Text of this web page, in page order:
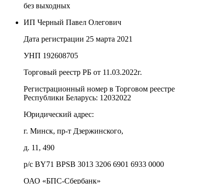
без выходных
ИП Черный Павел Олегович
Дата регистрации 25 марта 2021
УНП 192608705
Торговый реестр РБ от 11.03.2022г.
Регистрационный номер в Торговом реестре
Республики Беларусь: 12032022
Юридический адрес:
г. Минск, пр-т Дзержинского,
д. 11, 490
р/с BY71 BPSB 3013 3206 6901 6933 0000
ОАО «БПС-Сбербанк»